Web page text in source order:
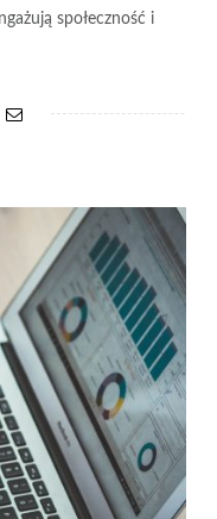
społeczność i